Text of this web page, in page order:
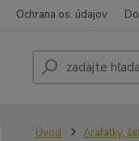
Ochrana os. údajov
Úvod Arafatky,